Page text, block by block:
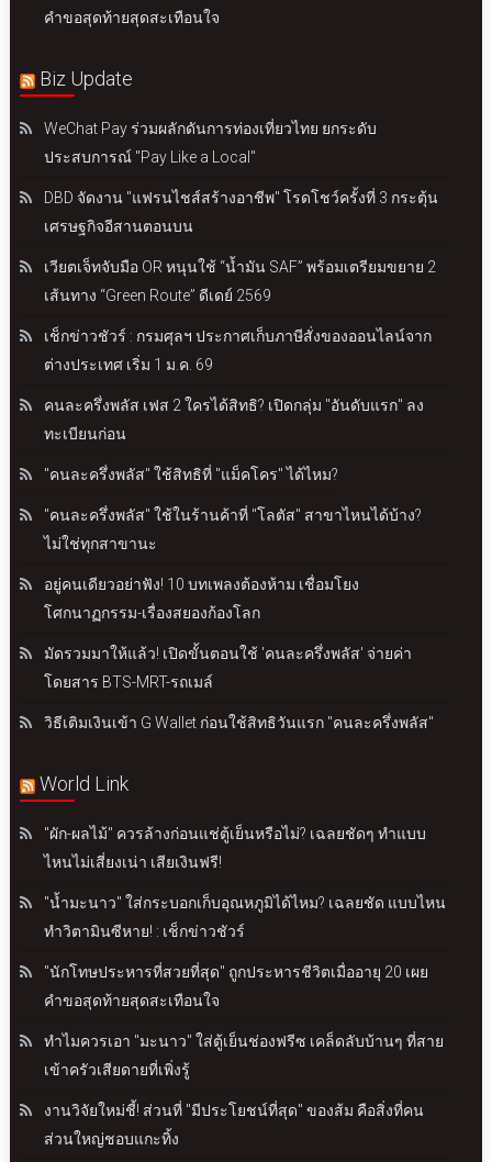
คำขอสุดท้ายสุดสะเทือนใจ
Biz Update
WeChat Pay ร่วมผลักดันการท่องเที่ยวไทย ยกระดับ
ประสบการณ์ "Pay Like a Local"
DBD จัดงาน "แฟรนไชส์สร้างอาชีพ" โรดโชว์ครั้งที่ 3 กระตุ้น
เศรษฐกิจอีสานตอนบน
เวียตเจ็ทจับมือ OR หนุนใช้ “น้ำมัน SAF” พร้อมเตรียมขยาย 2
เส้นทาง “Green Route” ดีเดย์ 2569
เช็กข่าวชัวร์ : กรมศุลฯ ประกาศเก็บภาษีสั่งของออนไลน์จาก
ต่างประเทศ เริ่ม 1 ม.ค. 69
คนละครึ่งพลัส เฟส 2 ใครได้สิทธิ? เปิดกลุ่ม "อันดับแรก" ลง
ทะเบียนก่อน
"คนละครึ่งพลัส" ใช้สิทธิที่ "แม็คโคร" ได้ไหม?
"คนละครึ่งพลัส" ใช้ในร้านค้าที่ "โลตัส" สาขาไหนได้บ้าง?
ไม่ใช่ทุกสาขานะ
อยู่คนเดียวอย่าฟัง! 10 บทเพลงต้องห้าม เชื่อมโยง
โศกนาฏกรรม-เรื่องสยองก้องโลก
มัดรวมมาให้แล้ว! เปิดขั้นตอนใช้ 'คนละครึ่งพลัส' จ่ายค่า
โดยสาร BTS-MRT-รถเมล์
วิธีเติมเงินเข้า G Wallet ก่อนใช้สิทธิวันแรก "คนละครึ่งพลัส"
World Link
"ผัก-ผลไม้" ควรล้างก่อนแช่ตู้เย็นหรือไม่? เฉลยชัดๆ ทำแบบ
ไหนไม่เสี่ยงเน่า เสียเงินฟรี!
"น้ำมะนาว" ใส่กระบอกเก็บอุณหภูมิได้ไหม? เฉลยชัด แบบไหน
ทำวิตามินซีหาย! : เช็กข่าวชัวร์
"นักโทษประหารที่สวยที่สุด" ถูกประหารชีวิตเมื่ออายุ 20 เผย
คำขอสุดท้ายสุดสะเทือนใจ
ทำไมควรเอา "มะนาว" ใส่ตู้เย็นช่องฟรีซ เคล็ดลับบ้านๆ ที่สาย
เข้าครัวเสียดายที่เพิ่งรู้
งานวิจัยใหม่ชี้! ส่วนที่ "มีประโยชน์ที่สุด" ของส้ม คือสิ่งที่คน
ส่วนใหญ่ชอบแกะทิ้ง